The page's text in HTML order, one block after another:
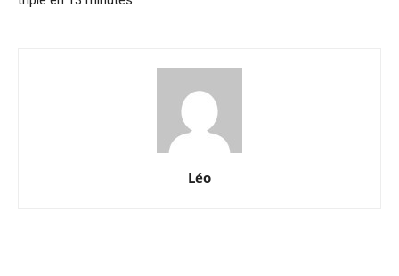
Léo